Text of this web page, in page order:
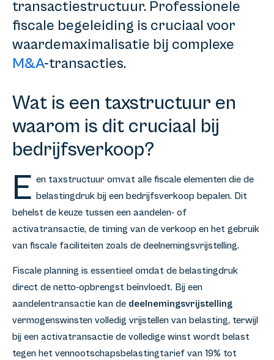
transactiestructuur. Professionele
fiscale begeleiding is cruciaal voor
waardemaximalisatie bij complexe
M&A-transacties.
Wat is een taxstructuur en
waarom is dit cruciaal bij
bedrijfsverkoop?
E en taxstructuur omvat alle fiscale elementen die de
belastingdruk bij een bedrijfsverkoop bepalen. Dit
behelst de keuze tussen een aandelen- of
activatransactie, de timing van de verkoop en het gebruik
van fiscale faciliteiten zoals de deelnemingsvrijstelling.
Fiscale planning is essentieel omdat de belastingdruk
direct de netto-opbrengst beïnvloedt. Bij een
aandelentransactie kan de deelnemingsvrijstelling
vermogenswinsten volledig vrijstellen van belasting, terwijl
bij een activatransactie de volledige winst wordt belast
tegen het vennootschapsbelastingtarief van 19% tot